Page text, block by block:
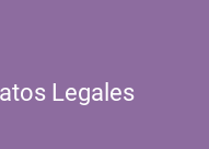
Legales